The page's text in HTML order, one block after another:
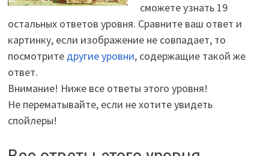
сможете узнать 19
остальных ответов уровня. Сравните ваш ответ и
картинку, если изображение не совпадает, то
посмотрите другие уровни, содержащие такой же
ответ.
Внимание! Ниже все ответы этого уровня!
Не перематывайте, если не хотите увидеть
спойлеры!